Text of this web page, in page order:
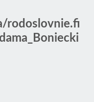
rodoslovnie.fi